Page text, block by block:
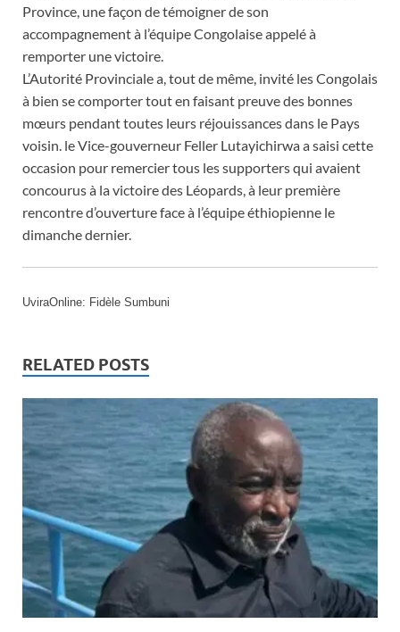
Province, une façon de témoigner de son
accompagnement à l’équipe Congolaise appelé à
remporter une victoire.
L’Autorité Provinciale a, tout de même, invité les Congolais
à bien se comporter tout en faisant preuve des bonnes
mœurs pendant toutes leurs réjouissances dans le Pays
voisin. le Vice-gouverneur Feller Lutayichirwa a saisi cette
occasion pour remercier tous les supporters qui avaient
concourus à la victoire des Léopards, à leur première
rencontre d’ouverture face à l’équipe éthiopienne le
dimanche dernier.
UviraOnline: Fidèle Sumbuni
RELATED POSTS